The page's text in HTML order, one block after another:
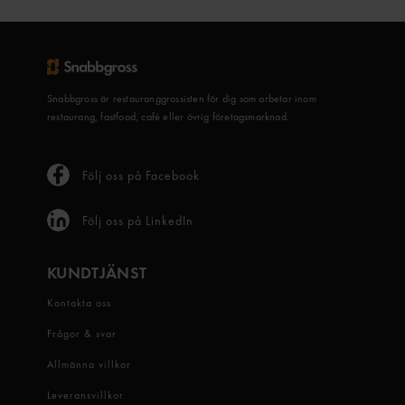
Snabbgross är restauranggrossisten för dig som arbetar inom
restaurang, fastfood, café eller övrig företagsmarknad.
Följ oss på Facebook
Följ oss på LinkedIn
KUNDTJÄNST
Kontakta oss
Frågor & svar
Allmänna villkor
Leveransvillkor